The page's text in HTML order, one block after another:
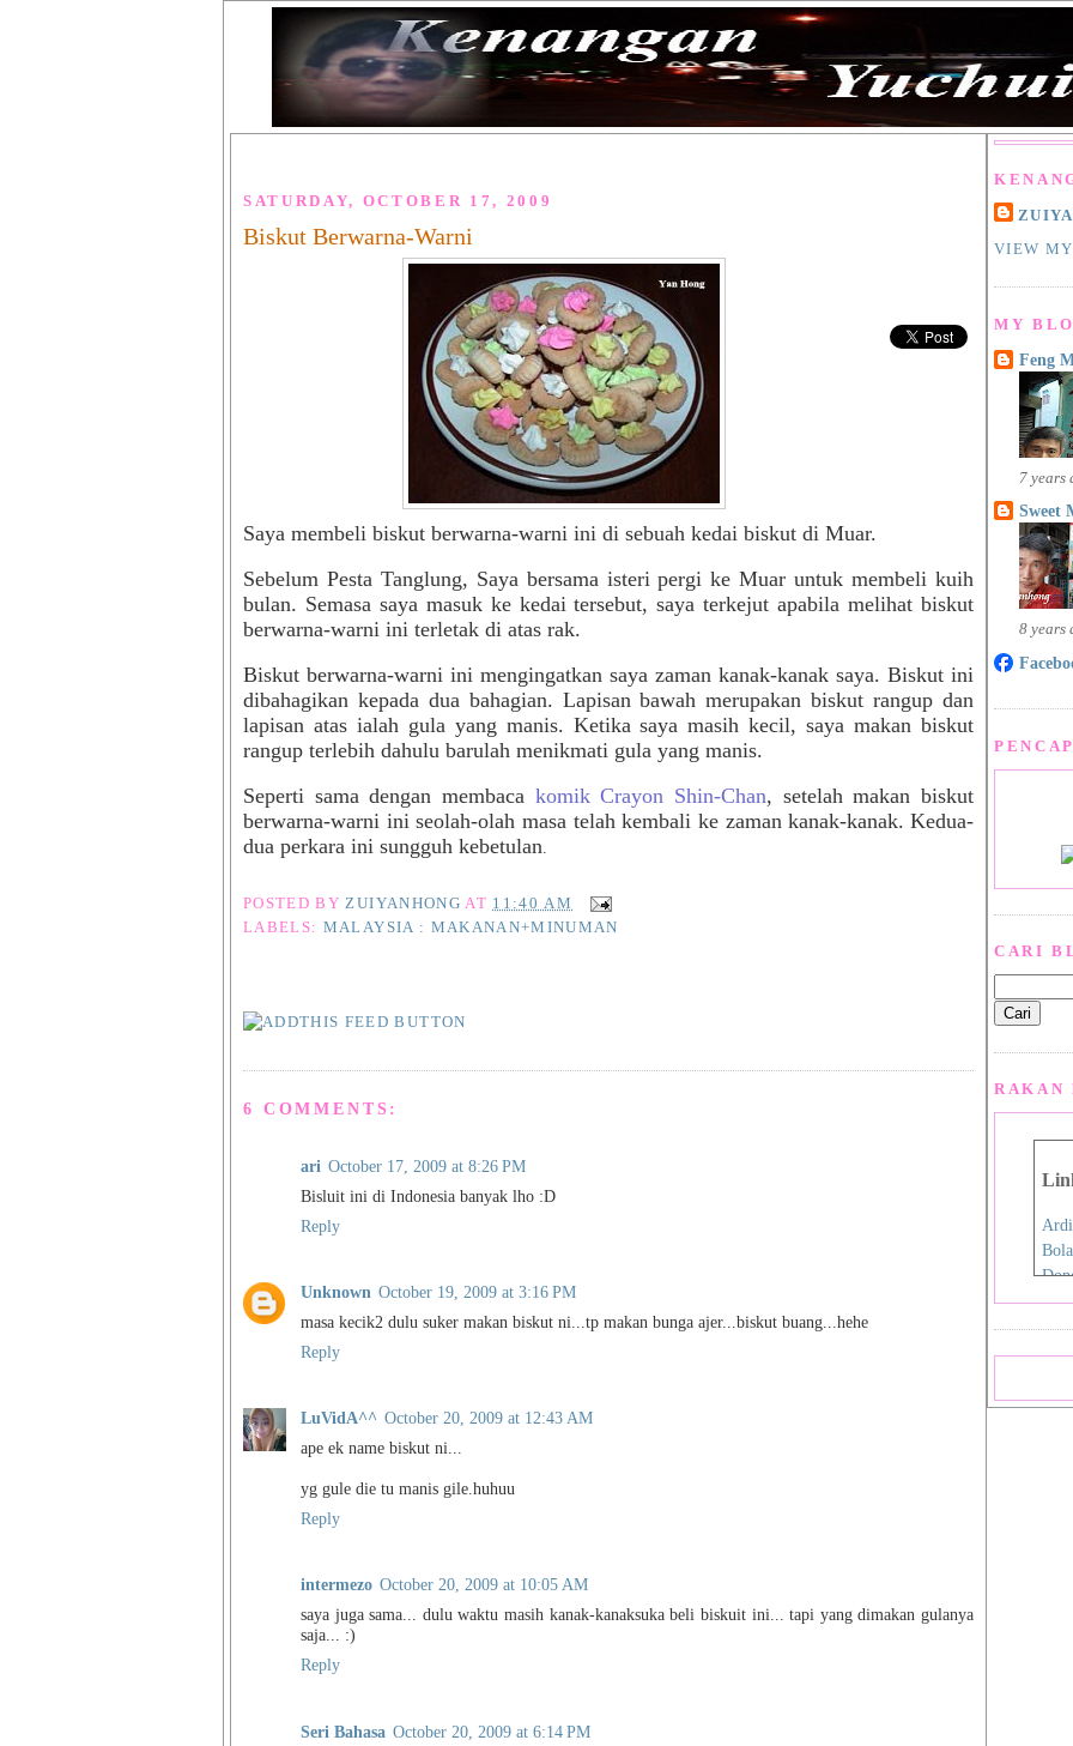
SATURDAY, OCTOBER 17, 2009
Biskut Berwarna-Warni
Saya membeli biskut berwarna-warni ini di sebuah kedai biskut di Muar.
Sebelum Pesta Tanglung, Saya bersama isteri pergi ke Muar untuk membeli kuih
bulan. Semasa saya masuk ke kedai tersebut, saya terkejut apabila melihat biskut
berwarna-warni ini terletak di atas rak.
Biskut berwarna-warni ini mengingatkan saya zaman kanak-kanak saya. Biskut ini
dibahagikan kepada dua bahagian. Lapisan bawah merupakan biskut rangup dan
lapisan atas ialah gula yang manis. Ketika saya masih kecil, saya makan biskut
rangup terlebih dahulu barulah menikmati gula yang manis.
Seperti sama dengan membaca komik Crayon Shin-Chan, setelah makan biskut
berwarna-warni ini seolah-olah masa telah kembali ke zaman kanak-kanak. Kedua-
dua perkara ini sungguh kebetulan
POSTED BY ZUIYANHONG AT 11:40 AM
LABELS: MALAYSIA : MAKANAN+MINUMAN
6 COMMENTS:
ari October 17, 2009 at 8:26 PM
Bisluit ini di Indonesia banyak lho :D
Reply
Unknown October 19, 2009 at 3:16 PM
masa kecik2 dulu suker makan biskut ni...tp makan bunga ajer...biskut buang...hehe
Reply
LuVidA^^ October 20, 2009 at 12:43 AM
ape ek name biskut ni...
yg gule die tu manis gile.huhuu
Reply
intermezo October 20, 2009 at 10:05 AM
saya juga sama... dulu waktu masih kanak-kanaksuka beli biskuit ini... tapi yang dimakan gulanya
saja... :)
Reply
Seri Bahasa October 20, 2009 at 6:14 PM
VIEW
MY
Feng
7 years
Sweet
8 years
CARI
RAKAN
Ardi
Eida